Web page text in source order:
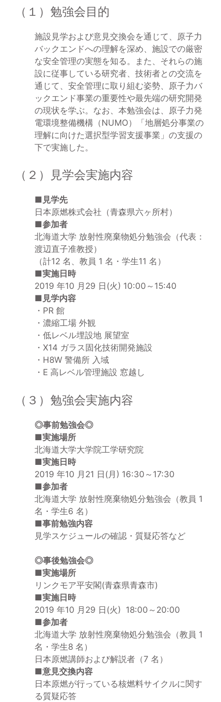
（１）勉強会目的
施設見学および意見交換会を通じて、原子力
バックエンドへの理解を深め、施設での厳密
な安全管理の実態を知る。また、それらの施
設に従事している研究者、技術者との交流を
通じて、安全管理に取り組む姿勢、原子力バ
ックエンド事業の重要性や最先端の研究開発
の現状を学ぶ。なお、本勉強会は、原子力発
電環境整備機構（NUMO）「地層処分事業の
理解に向けた選択型学習支援事業」の支援の
下で実施した。
（２）見学会実施内容
■見学先
日本原燃株式会社（青森県六ヶ所村）
■参加者
北海道大学 放射性廃棄物処分勉強会（代表：
渡辺直子准教授）
（計12 名、教員 1 名・学生11 名）
■実施日時
2019 年10 月29 日(火) 10:00～15:40
■見学内容
・PR 館
・濃縮工場 外観
・低レベル埋設地 展望室
・X14 ガラス固化技術開発施設
・H8W 警備所 入域
・E 高レベル管理施設 窓越し
（３）勉強会実施内容
◎事前勉強会◎
■実施場所
北海道大学大学院工学研究院
■実施日時
2019 年10 月21 日(月) 16:30～17:30
■参加者
北海道大学 放射性廃棄物処分勉強会（教員 1
名・学生6 名）
■事前勉強内容
見学スケジュールの確認・質疑応答など
◎事後勉強会◎
■実施場所
リンクモア平安閣(青森県青森市)
■実施日時
2019 年10 月29 日(火) 18:00～20:00
■参加者
北海道大学 放射性廃棄物処分勉強会（教員 1
名・学生8 名）
日本原燃講師および解説者（7 名）
■意見交換内容
日本原燃が行っている核燃料サイクルに関す
る質疑応答